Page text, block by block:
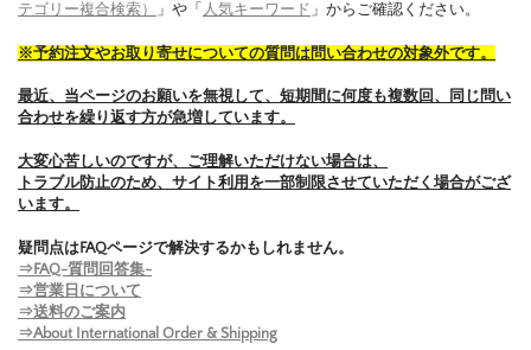
テゴリー複合検索）
」や「 人気キーワード 」からご確認ください。
※予約注文やお取り寄せについての質問は問い合わせの対象外です。
最近、当ページのお願いを無視して、短期間に何度も複数回、同じ問い
合わせを繰り返す方が急増しています。
大変心苦しいのですが、ご理解いただけない場合は、
トラブル防止のため、サイト利用を一部制限させていただく場合がござ
います。
疑問点はFAQページで解決するかもしれません。
⇒FAQ-質問回答集-
⇒営業日について
⇒送料のご案内
⇒About International Order & Shipping